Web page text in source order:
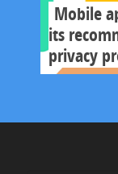
Mobile
its
privacy